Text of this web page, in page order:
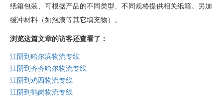
纸箱包装、可根据产品的不同类型、不同规格提供相关纸箱。另加
缓冲材料（如泡漠等其它填充物）。
浏览这篇文章的访客还查看了：
江阴到哈尔滨物流专线
江阴到齐齐哈尔物流专线
江阴到鸡西物流专线
江阴到鹤岗物流专线